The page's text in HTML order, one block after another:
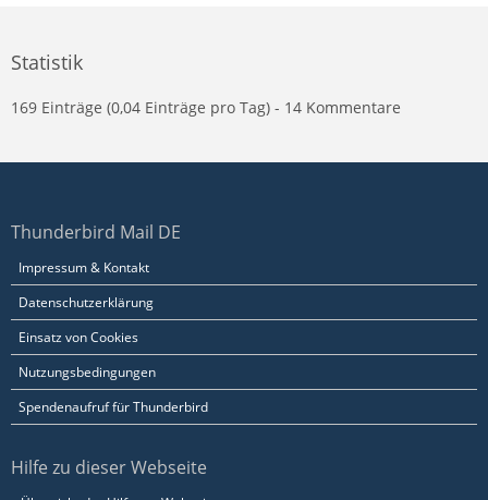
Statistik
169 Einträge (0,04 Einträge pro Tag) - 14 Kommentare
Thunderbird Mail DE
Impressum & Kontakt
Datenschutzerklärung
Einsatz von Cookies
Nutzungsbedingungen
Spendenaufruf für Thunderbird
Hilfe zu dieser Webseite